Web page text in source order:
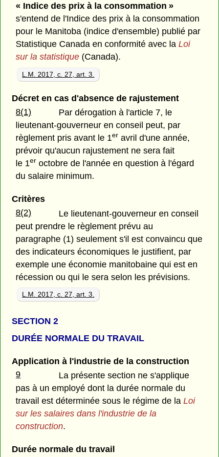
« Indice des prix à la consommation »
s'entend de l'Indice des prix à la consommation
pour le Manitoba (indice d'ensemble) publié par
Statistique Canada en conformité avec laLoi
sur la statistique (Canada).
L.M. 2017, c. 27, art. 3.
Décret en cas d'absence de rajustement
8(1)
Par dérogation à l'article 7, le
lieutenant-gouverneur en conseil peut, par
règlement pris avant le 1er avril d'une année,
prévoir qu'aucun rajustement ne sera fait
le 1er octobre de l'année en question à l'égard
du salaire minimum.
Critères
8(2)
Le lieutenant-gouverneur en conseil
peut prendre le règlement prévu au
paragraphe (1) seulement s'il est convaincu que
des indicateurs économiques le justifient, par
exemple une économie manitobaine qui est en
récession ou qui le sera selon les prévisions.
L.M. 2017, c. 27, art. 3.
SECTION 2
DURÉE NORMALE DU TRAVAIL
Application à l'industrie de la construction
9
La présente section ne s'applique
pas à un employé dont la durée normale du
travail est déterminée sous le régime de laLoi
sur les salaires dans l'industrie de la
construction.
Durée normale du travail